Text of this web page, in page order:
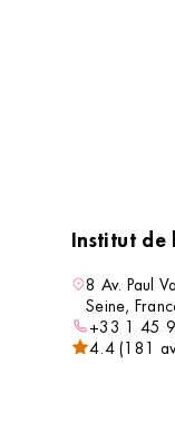
Institut de
8 Av. Paul
Seine,
+33 1 45
4.4 (181